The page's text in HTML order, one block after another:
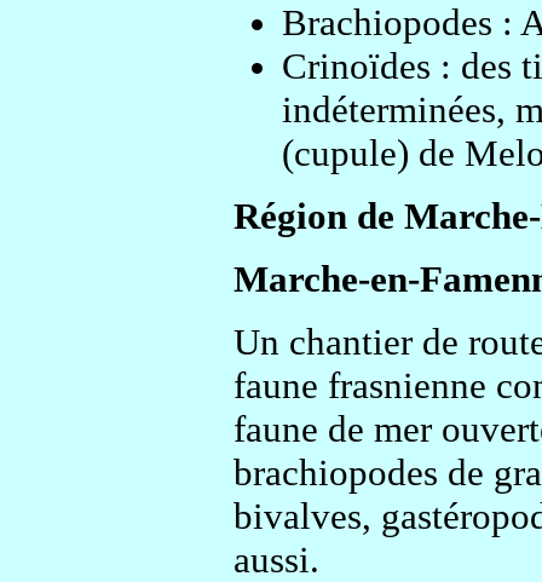
Brachiopodes :
Crinoïdes : des
indéterminées,
(cupule) de
Région de
Marche-en-
Un chantier de
faune frasnienne
faune de mer
brachiopodes de
bivalves,
aussi.